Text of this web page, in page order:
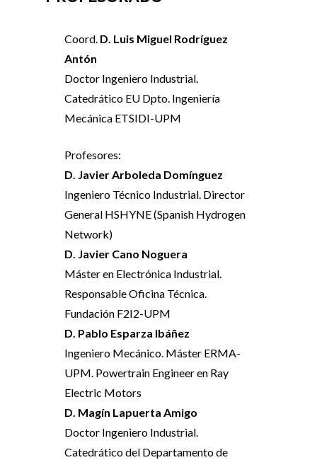
Coord. D. Luis Miguel Rodríguez
Antón
Doctor Ingeniero Industrial.
Catedrático EU Dpto. Ingeniería
Mecánica ETSIDI-UPM
Profesores:
D. Javier Arboleda Domínguez
Ingeniero Técnico Industrial. Director
General HSHYNE (Spanish Hydrogen
Network)
D. Javier Cano Noguera
Máster en Electrónica Industrial.
Responsable Oficina Técnica.
Fundación F2I2-UPM
D. Pablo Esparza Ibáñez
Ingeniero Mecánico. Máster ERMA-
UPM. Powertrain Engineer en Ray
Electric Motors
D. Magín Lapuerta Amigo
Doctor Ingeniero Industrial.
Catedrático del Departamento de